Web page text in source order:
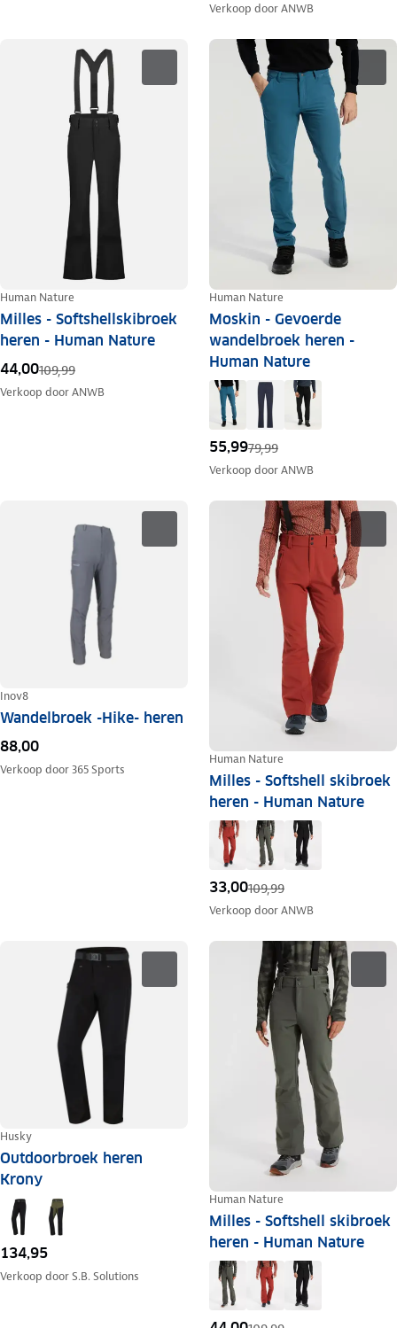
Verkoop doorANWB
Human Nature
Milles - Softshellskibroek
heren - Human Nature
44,00109,99
Verkoop doorANWB
Human Nature
Moskin - Gevoerde
wandelbroek heren -
Human Nature
55,9979,99
Verkoop doorANWB
Inov8
Wandelbroek -Hike- heren
88,00
Verkoop door365 Sports
Human Nature
Milles - Softshell skibroek
heren - Human Nature
33,00109,99
Verkoop doorANWB
Husky
Outdoorbroek heren
Krony
134,95
Verkoop doorS.B. Solutions
Human Nature
Milles - Softshell skibroek
heren - Human Nature